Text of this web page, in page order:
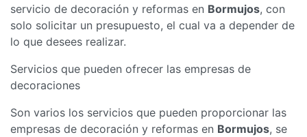
servicio de decoración y reformas en Bormujos, con
solo solicitar un presupuesto, el cual va a depender de
lo que desees realizar.
Servicios que pueden ofrecer las empresas de
decoraciones
Son varios los servicios que pueden proporcionar las
empresas de decoración y reformas en Bormujos, se